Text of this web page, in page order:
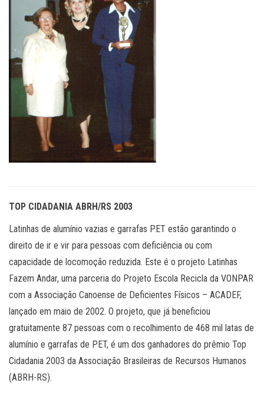
TOP CIDADANIA ABRH/RS 2003
Latinhas de alumínio vazias e garrafas PET estão garantindo o
direito de ir e vir para pessoas com deficiência ou com
capacidade de locomoção reduzida. Este é o projeto Latinhas
Fazem Andar, uma parceria do Projeto Escola Recicla da VONPAR
com a Associação Canoense de Deficientes Físicos – ACADEF,
lançado em maio de 2002. O projeto, que já beneficiou
gratuitamente 87 pessoas com o recolhimento de 468 mil latas de
alumínio e garrafas de PET, é um dos ganhadores do prêmio Top
Cidadania 2003 da Associação Brasileiras de Recursos Humanos
(ABRH-RS).